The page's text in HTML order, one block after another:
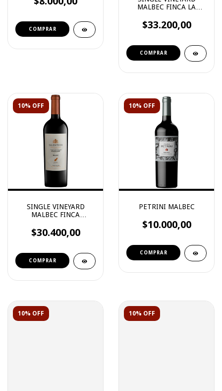
MALBEC FINCA LA
$33.200,00
10% OFF
SINGLE VINEYARD
MALBEC FINCA
$30.400,00
10% OFF
PETRINI MALBEC
$10.000,00
10% OFF 10% OFF